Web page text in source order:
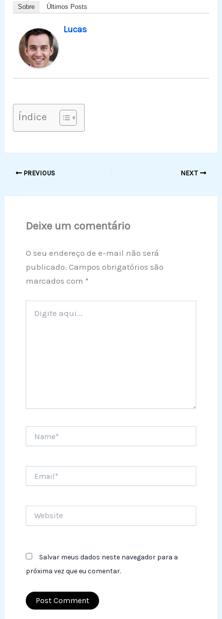
Sobre Últimos Posts
Lucas
Índice
PREVIOUS NEXT
Deixe um comentário
O seu endereço de e-mail não será
publicado. Campos obrigatórios são
marcados com *
aqui...
Salvar meus dados neste navegador para a
próxima vez que eu comentar.